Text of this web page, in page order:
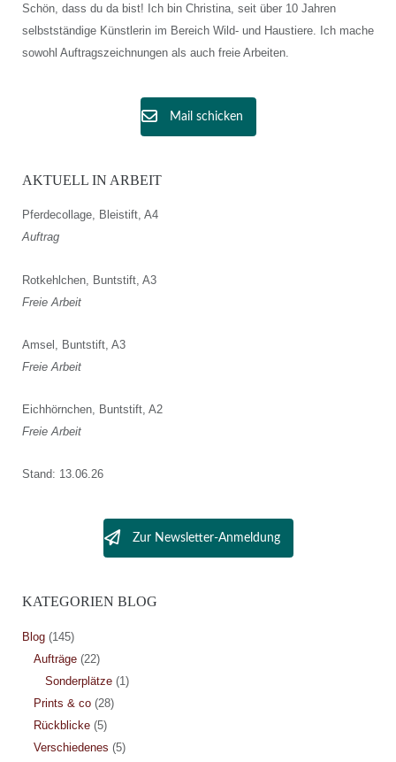
Schön, dass du da bist! Ich bin Christina, seit über 10 Jahren
selbstständige Künstlerin im Bereich Wild- und Haustiere. Ich mache
sowohl Auftragszeichnungen als auch freie Arbeiten.
Mail schicken
AKTUELL IN ARBEIT
Pferdecollage, Bleistift, A4
Auftrag
Rotkehlchen, Buntstift, A3
Freie Arbeit
Amsel, Buntstift, A3
Freie Arbeit
Eichhörnchen, Buntstift, A2
Freie Arbeit
Stand: 13.06.26
Zur Newsletter-Anmeldung
KATEGORIEN BLOG
Blog(145)
Aufträge(22)
Sonderplätze(1)
Prints & co(28)
Rückblicke(5)
Verschiedenes (5)